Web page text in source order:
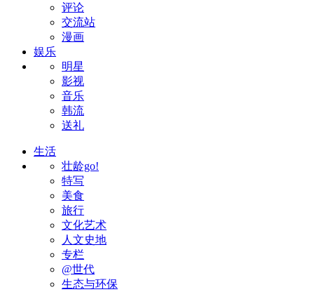
评论
交流站
漫画
娱乐
明星
影视
音乐
韩流
送礼
生活
壮龄go!
特写
美食
旅行
文化艺术
人文史地
专栏
@世代
生态与环保